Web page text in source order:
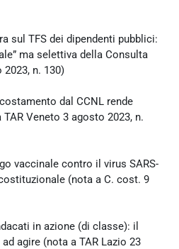
sul TFS dei dipendenti pubblici:
ma selettiva della Consulta
n. 130)
dal CCNL rende
TAR Veneto 3 agosto 2023, n.
vaccinale contro il virus SARS-
(nota a C. cost. 9
in azione (di classe): il
agire (nota a TAR Lazio 23